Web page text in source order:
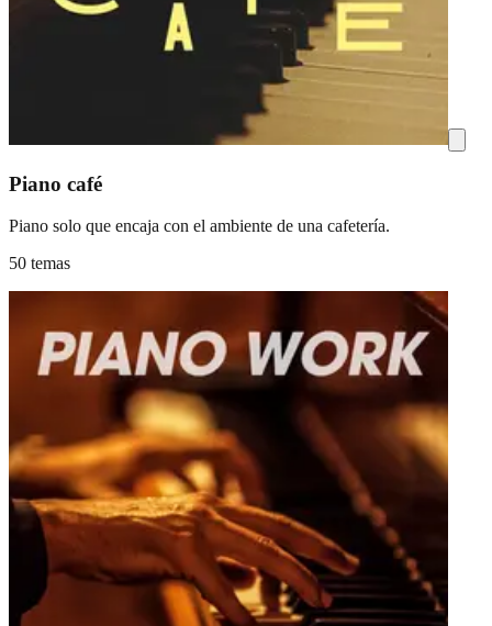
Piano café
Piano solo que encaja con el ambiente de una cafetería.
50 temas